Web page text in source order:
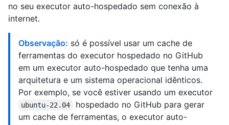
no seu executor auto-hospedado sem conexão à
internet.
Observação: só é possível usar um cache de
ferramentas do executor hospedado no GitHub
em um executor auto-hospedado que tenha uma
arquitetura e um sistema operacional idênticos.
Por exemplo, se você estiver usando um executor
ubuntu-22.04
hospedado no GitHub para gerar
um cache de ferramentas, o executor auto-